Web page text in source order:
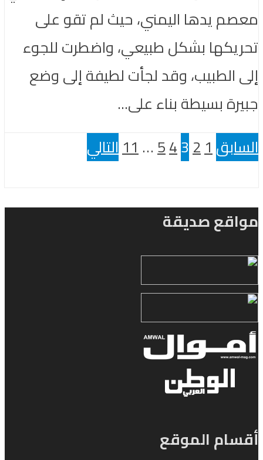
معصم يدها اليمني، حيث لم تقو على
تحريكها بشكل طبيعي، واضطرت للجوء
إلى الطبيب، وقد لجأت لطيفة إلى وضع
جبيرة بسيطة بناء على...
السابق1
2
3
4
5
…
11التالي
مواقع صديقة
أقسام الموقع